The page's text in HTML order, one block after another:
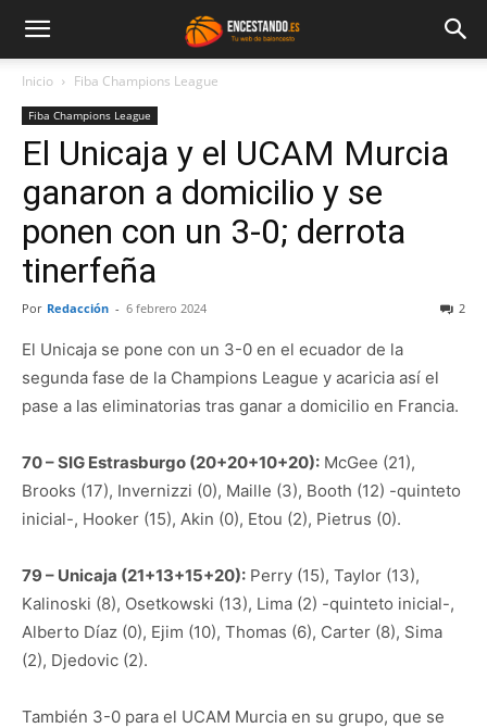
Inicio Fiba Champions League
Fiba Champions League
El Unicaja y el UCAM Murcia
ganaron a domicilio y se
ponen con un 3-0; derrota
tinerfeña
Por Redacción - 6 febrero 2024 2
El Unicaja se pone con un 3-0 en el ecuador de la
segunda fase de la Champions League y acaricia así el
pase a las eliminatorias tras ganar a domicilio en Francia.
70 – SIG Estrasburgo (20+20+10+20): McGee (21),
Brooks (17), Invernizzi (0), Maille (3), Booth (12) -quinteto
inicial-, Hooker (15), Akin (0), Etou (2), Pietrus (0).
79 – Unicaja (21+13+15+20): Perry (15), Taylor (13),
Kalinoski (8), Osetkowski (13), Lima (2) -quinteto inicial-,
Alberto Díaz (0), Ejim (10), Thomas (6), Carter (8), Sima
(2), Djedovic (2).
También 3-0 para el UCAM Murcia en su grupo, que se